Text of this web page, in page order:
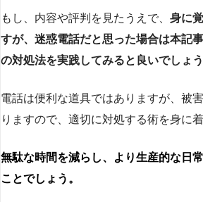
もし、内容や評判を見たうえで、 身に
すが、迷惑電話だと思った場合は本記
の対処法を実践してみると良いでしょう
電話は便利な道具ではありますが、被
りますので、適切に対処する術を身に
無駄な時間を減らし、より生産的な日
ことでしょう。